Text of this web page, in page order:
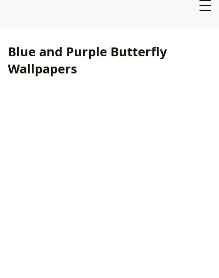
Blue and Purple Butterfly
Wallpapers